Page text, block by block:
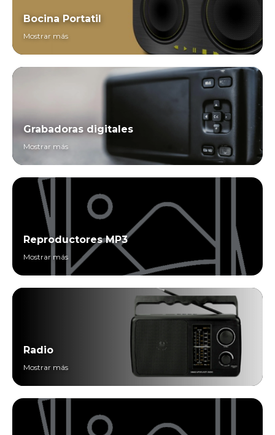
Bocina Portatil
Mostrar más
Grabadoras digitales
Mostrar más
Reproductores MP3
Mostrar más
Radio
Mostrar más